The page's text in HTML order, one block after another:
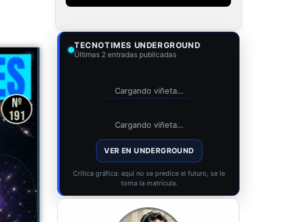
TECNOTIMES UNDERGROUND
Últimas 2 entradas publicadas
Cargando viñeta…
Cargando viñeta…
VER EN UNDERGROUND
Crítica gráfica: aquí no se predice el futuro, se le
toma la matrícula.